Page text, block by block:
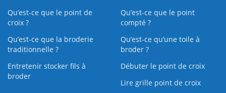
Qu’est-ce que le point de
croix ?
Qu’est-ce que le point
compté ?
Qu’est-ce que la broderie
traditionnelle ?
Qu’est‑ce qu’une toile à
broder ?
Entretenir stocker fils à
broder
Débuter le point de croix
Lire grille point de croix